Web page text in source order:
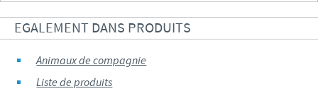
EGALEMENT DANS PRODUITS
Animaux de compagnie
Liste de produits